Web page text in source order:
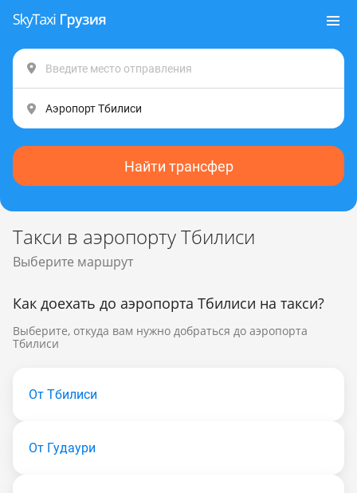
Найти трансфер
Такси в аэропорту Тбилиси
Выберите маршрут
Как доехать до аэропорта Тбилиси на такси?
Выберите, откуда вам нужно добраться до аэропорта
Тбилиси
От Тбилиси
От Гудаури